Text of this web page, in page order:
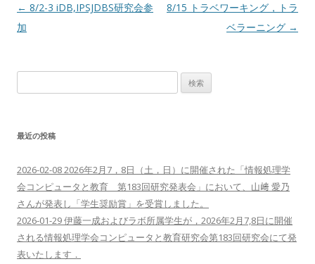
投
稿
ン
← 8/2-3 iDB,IPSJDBS研究会参
加
8/15 トラベワーキング，トラ
ベラーニング →
索:
最近の投稿
2026-02-08 2026年2月7，8日（土，日）に開催された「情報処理学
会コンピュータと教育 第183回研究発表会」において、山﨑 愛乃
さんが発表し「学生奨励賞」を受賞しました。
2026-01-29 伊藤一成およびラボ所属学生が，2026年2月7,8日に開催
される情報処理学会コンピュータと教育研究会第183回研究会にて発
表いたします．